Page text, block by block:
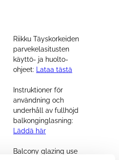
Riikku Täyskorkeiden
parvekelasitusten
käyttö- ja huolto-
ohjeet:
Lataa tästä
Instruktioner för
användning och
underhåll av fullhöjd
balkonginglasning:
Läddä här
Balcony glazing use